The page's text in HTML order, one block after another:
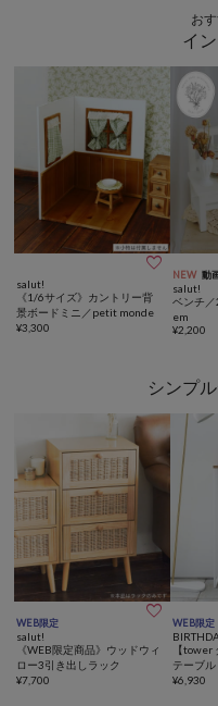
お
イ

salut!
《1/6サイズ》カントリー背
景ボードミニ／petit monde
¥3,300
NEW 動
salut!
ベンチ
em
¥2,200
シンプ
WEB限定 
salut!
《WEB限定商品》ウッドウィ
ロー3引き出しラック
¥7,700
WEB限定
【tower
テーブル
¥6,930